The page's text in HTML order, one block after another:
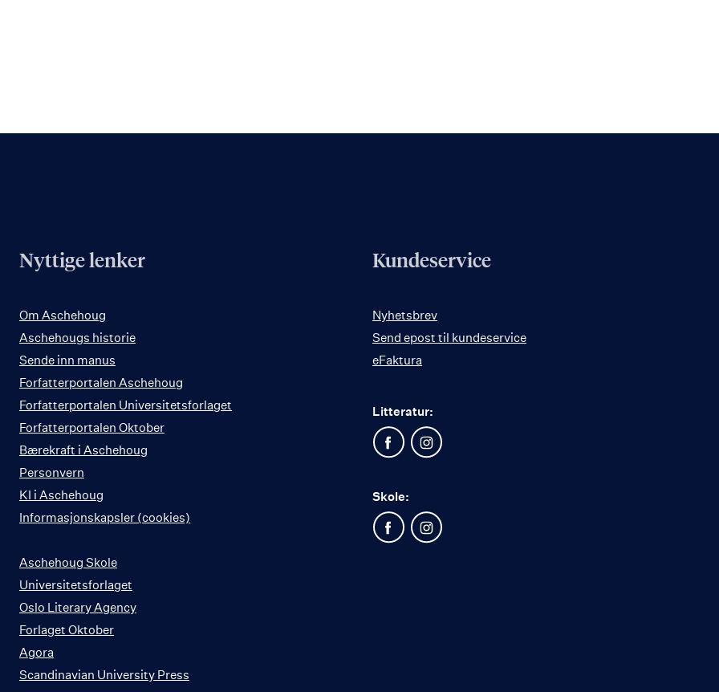
Nyttige lenker
Om Aschehoug
Aschehougs historie
Sende inn manus
Forfatterportalen Aschehoug
Forfatterportalen Universitetsforlaget
Forfatterportalen Oktober
Bærekraft i Aschehoug
Personvern
KI i Aschehoug
Informasjonskapsler (cookies)
Aschehoug Skole
Universitetsforlaget
Oslo Literary Agency
Forlaget Oktober
Agora
Scandinavian University Press
Kundeservice
Nyhetsbrev
Send epost til kundeservice
eFaktura
Litteratur:
Skole: